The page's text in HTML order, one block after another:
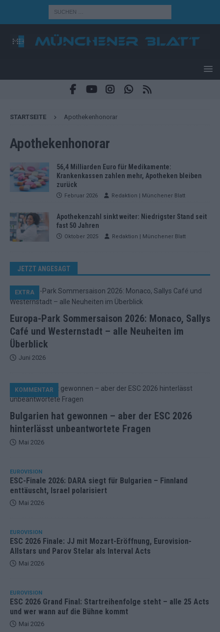
STARTSEITE Apothekenhonorar
Apothekenhonorar
56,4 Milliarden Euro für Medikamente:
Krankenkassen zahlen mehr, Apotheken bleiben
zurück
Februar 2026 Redaktion | Münchener Blatt
Apothekenzahl sinkt weiter: Niedrigster Stand seit
fast 50 Jahren
Oktober 2025 Redaktion | Münchener Blatt
JETZT ANGESAGT
Europa-Park Sommersaison 2026: Monaco, Sallys
Café und Westernstadt – alle Neuheiten im
Überblick
EXTRA
Juni 2026
Bulgarien hat gewonnen – aber der ESC 2026
hinterlässt unbeantwortete Fragen
KOMMENTAR
Mai 2026
EUROVISION
ESC-Finale 2026: DARA siegt für Bulgarien – Finnland
enttäuscht, Israel polarisiert
Mai 2026
EUROVISION
ESC 2026 Finale: JJ mit Mozart-Eröffnung, Eurovision-
Allstars und Parov Stelar als Interval Acts
Mai 2026
EUROVISION
ESC 2026 Grand Final: Startreihenfolge steht – alle 25 Acts
und wer wann auf die Bühne kommt
Mai 2026